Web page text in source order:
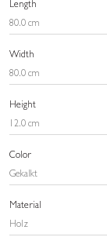
Length
80.0 cm
Width
80.0 cm
Height
12.0 cm
Color
Gekalkt
Material
Holz